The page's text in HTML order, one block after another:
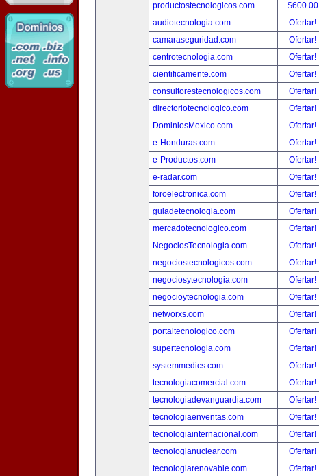
productostecnologicos.com
$600.00
audiotecnologia.com
Ofertar!
camaraseguridad.com
Ofertar!
centrotecnologia.com
Ofertar!
cientificamente.com
Ofertar!
consultorestecnologicos.com
Ofertar!
directoriotecnologico.com
Ofertar!
DominiosMexico.com
Ofertar!
e-Honduras.com
Ofertar!
e-Productos.com
Ofertar!
e-radar.com
Ofertar!
foroelectronica.com
Ofertar!
guiadetecnologia.com
Ofertar!
mercadotecnologico.com
Ofertar!
NegociosTecnologia.com
Ofertar!
negociostecnologicos.com
Ofertar!
negociosytecnologia.com
Ofertar!
negocioytecnologia.com
Ofertar!
networxs.com
Ofertar!
portaltecnologico.com
Ofertar!
supertecnologia.com
Ofertar!
systemmedics.com
Ofertar!
tecnologiacomercial.com
Ofertar!
tecnologiadevanguardia.com
Ofertar!
tecnologiaenventas.com
Ofertar!
tecnologiainternacional.com
Ofertar!
tecnologianuclear.com
Ofertar!
tecnologiarenovable.com
Ofertar!